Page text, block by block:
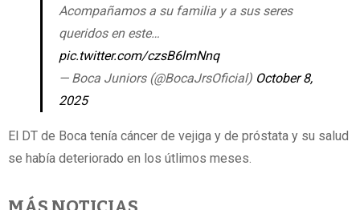
Acompañamos a su familia y a sus seres
queridos en este…
pic.twitter.com/czsB6lmNnq
— Boca Juniors (@BocaJrsOficial) October 8,
2025
El DT de Boca tenía cáncer de vejiga y de próstata y su salud
se había deteriorado en los útlimos meses.